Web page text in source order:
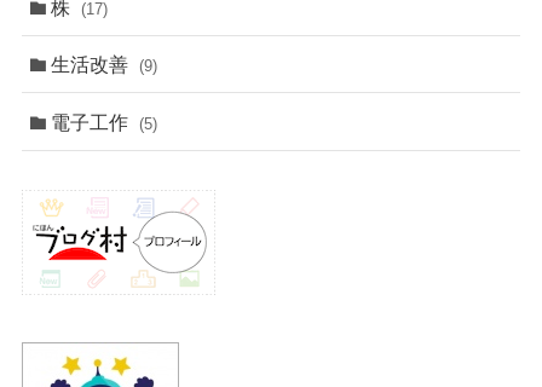
株 (17)
生活改善 (9)
電子工作 (5)